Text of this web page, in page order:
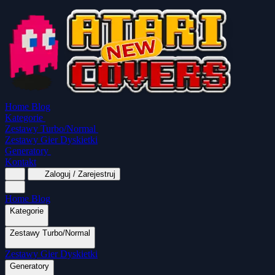
Home Blog
Kategorie
Zestawy Turbo/Normal
Zestawy Gier Dyskietki
Generatory
Kontakt
Zaloguj / Zarejestruj
Home Blog
Kategorie
Wszystkie kategorie
Zestawy Turbo/Normal
MapaSoft Turbo ROM SparkTurbo 2000
Mina Grubcio Normal
Zestawy Gier Dyskietki
Generatory